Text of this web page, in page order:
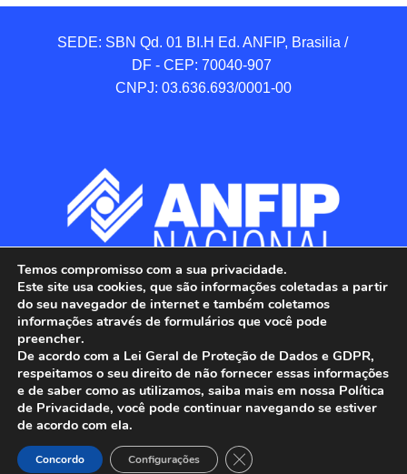
SEDE: SBN Qd. 01 BI.H Ed. ANFIP, Brasilia /
DF - CEP: 70040-907
CNPJ: 03.636.693/0001-00
ANFIP - Associação Nacional dos Auditores
Fiscais da Receita Federal do Brasil.
Todos os Direitos Reservados.
Temos compromisso com a sua privacidade.
Este site usa cookies, que são informações coletadas a partir
do seu navegador de internet e também coletamos
informações através de formulários que você pode
preencher.
De acordo com a Lei Geral de Proteção de Dados e GDPR,
respeitamos o seu direito de não fornecer essas informações
e de saber como as utilizamos, saiba mais em nossa Política
de Privacidade, você pode continuar navegando se estiver
de acordo com ela.
Concordo Configurações Close GDPR Cookie Banner